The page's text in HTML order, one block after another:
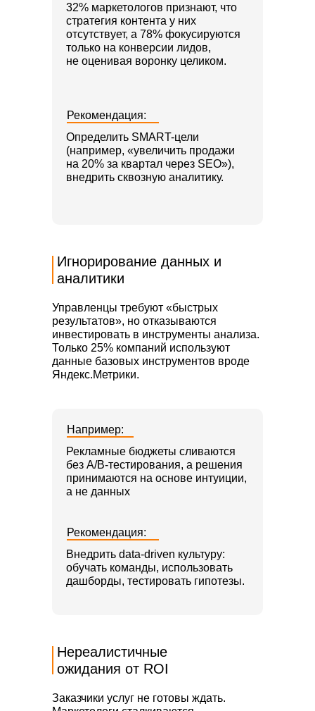
32% маркетологов признают, что
стратегия контента у них
отсутствует, а 78% фокусируются
только на конверсии лидов,
не оценивая воронку целиком.
Рекомендация:
Определить SMART-цели
(например, «увеличить продажи
на 20% за квартал через SEO»),
внедрить сквозную аналитику.
Игнорирование данных и
аналитики
Управленцы требуют «быстрых
результатов», но отказываются
инвестировать в инструменты анализа.
Только 25% компаний используют
данные базовых инструментов вроде
Яндекс.Метрики.
Например:
Рекламные бюджеты сливаются
без A/B-тестирования, а решения
принимаются на основе интуиции,
а не данных
Рекомендация:
Внедрить data-driven культуру:
обучать команды, использовать
дашборды, тестировать гипотезы.
Нереалистичные
ожидания от ROI
Заказчики услуг не готовы ждать.